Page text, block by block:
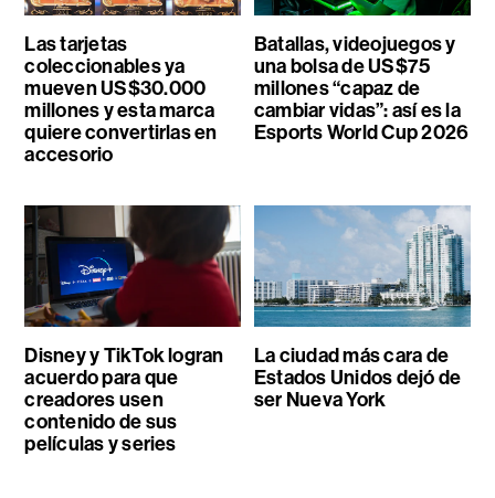
Las tarjetas
coleccionables ya
mueven US$30.000
millones y esta marca
quiere convertirlas en
accesorio
Batallas, videojuegos y
una bolsa de US$75
millones “capaz de
cambiar vidas”: así es la
Esports World Cup 2026
Disney y TikTok logran
acuerdo para que
creadores usen
contenido de sus
películas y series
La ciudad más cara de
Estados Unidos dejó de
ser Nueva York